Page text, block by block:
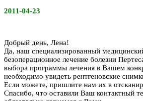
2011-04-23
Добрый день, Лена!
Да, наш специализированный
безоперационное лечение болезни
выбора программы лечения в Вашем
необходимо увидеть рентгеновские
Если можете, пришлите нам их в
Спасибо, что оставили Ваш контактный